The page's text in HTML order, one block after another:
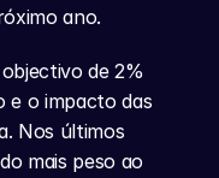
ano.
de 2%
e o impacto das
Nos últimos
mais peso ao